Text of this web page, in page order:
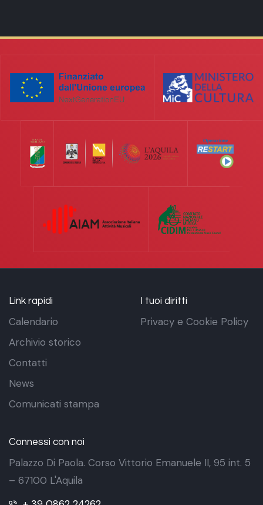
Link rapidi
Calendario
Archivio storico
Contatti
News
Comunicati stampa
I tuoi diritti
Privacy e Cookie Policy
Connessi con noi
Palazzo Di Paola. Corso Vittorio Emanuele II, 95 int. 5
– 67100 L'Aquila